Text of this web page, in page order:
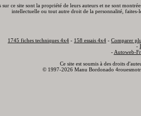
sur ce site sont la propriété de leurs auteurs et ne sont
intellectuelle ou tout autre droit de la personnalité,
1745 fiches techniques 4x4 - 158 essais 4x4 - Comparer
-
- Autoweb-
Ce site est soumis à des droits
© 1997-2026 Manu Bordonado